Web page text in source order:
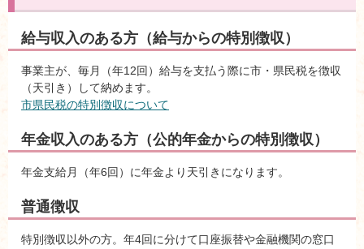
給与収入のある方（給与からの特別徴収）
事業主が、毎月（年12回）給与を支払う際に市・県民税を徴収
（天引き）して納めます。
市県民税の特別徴収について
年金収入のある方（公的年金からの特別徴収）
年金支給月（年6回）に年金より天引きになります。
普通徴収
特別徴収以外の方。年4回に分けて口座振替や金融機関の窓口